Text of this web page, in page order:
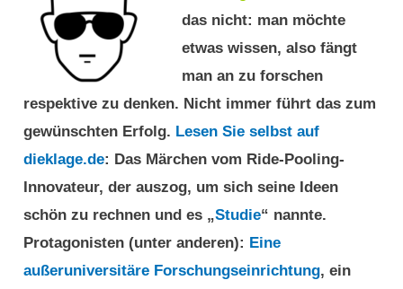
das nicht: man möchte
etwas wissen, also fängt
man an zu forschen
respektive zu denken. Nicht immer führt das zum
gewünschten Erfolg. Lesen Sie selbst auf
dieklage.de: Das Märchen vom Ride-Pooling-
Innovateur, der auszog, um sich seine Ideen
schön zu rechnen und es „Studie“ nannte.
Protagonisten (unter anderen): Eine
außeruniversitäre Forschungseinrichtung, ein